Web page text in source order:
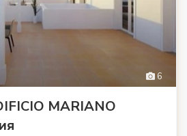
6
MARIANO